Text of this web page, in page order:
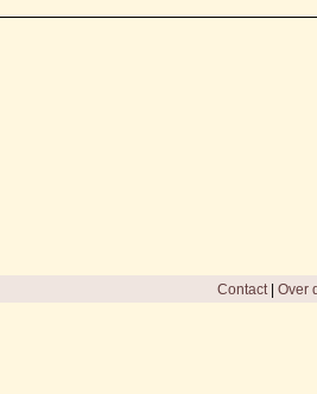
Contact| Over